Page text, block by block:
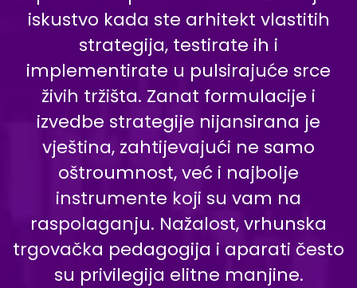
iskustvo kada ste arhitekt vlastitih
strategija, testirate ih i
implementirate u pulsirajuće srce
živih tržišta. Zanat formulacije i
izvedbe strategije nijansirana je
vještina, zahtijevajući ne samo
oštroumnost, već i najbolje
instrumente koji su vam na
raspolaganju. Nažalost, vrhunska
trgovačka pedagogija i aparati često
su privilegija elitne manjine.